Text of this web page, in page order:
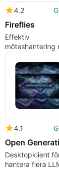
4.2
Fireflies
Effektiv
möteshantering
Fireflies för Mac
4.1
Desktopklient
hantera flera